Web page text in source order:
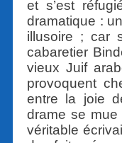
et s’est
dramatique :
illusoire ; car
cabaretier
vieux Juif
provoquent
entre la joie
drame se
véritable